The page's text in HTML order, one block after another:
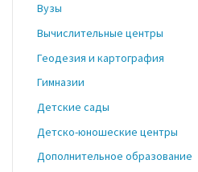
Вузы
Вычислительные центры
Геодезия и картография
Гимназии
Детские сады
Детско-юношеские центры
Дополнительное образование